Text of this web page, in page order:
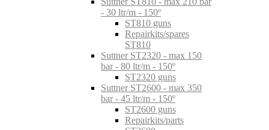
- 30 ltr/m - 150º
ST810 guns
Repairkits/spares
ST810
Suttner ST2320 - max 150
bar - 80 ltr/m - 150º
ST2320 guns
Suttner ST2600 - max 350
bar - 45 ltr/m - 150º
ST2600 guns
Repairkits/parts